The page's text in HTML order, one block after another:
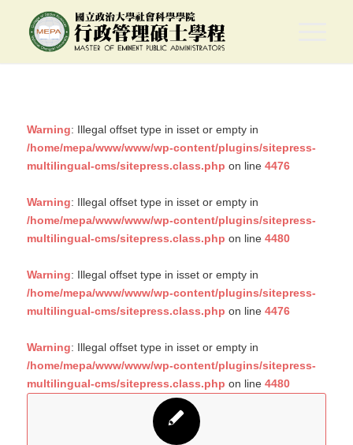
Warning: Illegal offset type in isset or empty in
/home/mepa/www/www/wp-content/plugins/sitepress-
multilingual-cms/sitepress.class.php on line 4476
Warning: Illegal offset type in isset or empty in
/home/mepa/www/www/wp-content/plugins/sitepress-
multilingual-cms/sitepress.class.php on line 4480
Warning: Illegal offset type in isset or empty in
/home/mepa/www/www/wp-content/plugins/sitepress-
multilingual-cms/sitepress.class.php on line 4476
Warning: Illegal offset type in isset or empty in
/home/mepa/www/www/wp-content/plugins/sitepress-
multilingual-cms/sitepress.class.php on line 4480